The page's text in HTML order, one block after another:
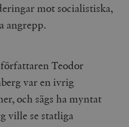
mot socialistiska,
angrepp.
Teodor
var en ivrig
och sägs ha myntat
ville se statliga